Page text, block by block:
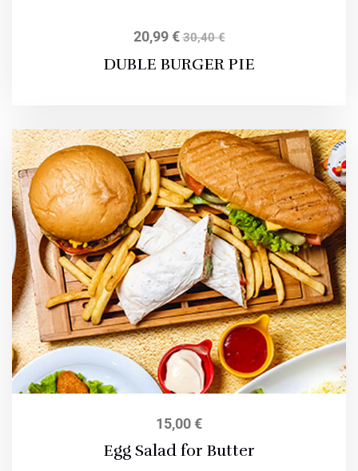
20,99€ 30,40€
DUBLE BURGER PIE
15,00€
Egg Salad for Butter